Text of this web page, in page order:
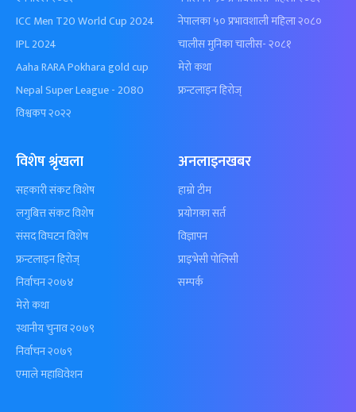
ICC Men T20 World Cup 2024
IPL 2024
Aaha RARA Pokhara gold cup
Nepal Super League - 2080
विश्वकप २०२२
नेपालका ५० प्रभावशाली महिला २०८०
चालीस मुनिका चालीस- २०८१
मेरो कथा
फ्रन्टलाइन हिरोज्
विशेष श्रृंखला
सहकारी संकट विशेष
लगुबित्त संकट विशेष
संसद विघटन विशेष
फ्रन्टलाइन हिरोज्
निर्वाचन २०७४
मेरो कथा
स्थानीय चुनाव २०७९
निर्वाचन २०७९
एमाले महाधिवेशन
अनलाइनखबर
हाम्रो टीम
प्रयोगका सर्त
विज्ञापन
प्राइभेसी पोलिसी
सम्पर्क